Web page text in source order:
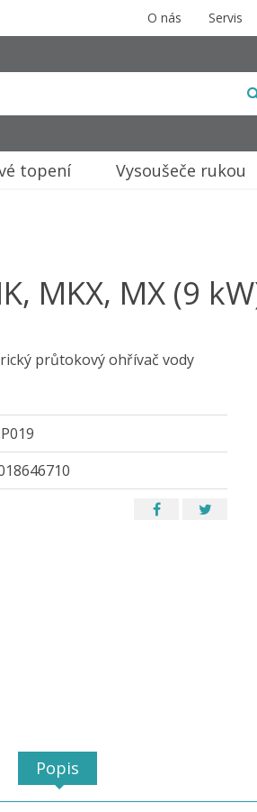
O nás Servis
topení Vysoušeče rukou
MKX, MX (9
průtokový ohřívač vody
Popis